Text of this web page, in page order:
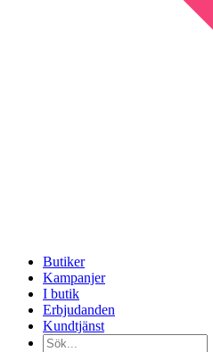
Butiker
Kampanjer
I butik
Erbjudanden
Kundtjänst
Sök...